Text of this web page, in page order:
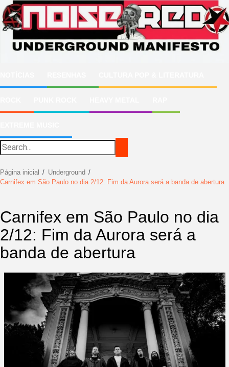
para
o
conteúdo
Página inicial
Underground
Carnifex em São Paulo no dia 2/12: Fim da Aurora será a banda de abertura
Carnifex em São Paulo no dia
2/12: Fim da Aurora será a
banda de abertura